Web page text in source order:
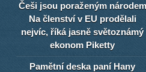
Češi jsou poraženým národem
Na členství v EU prodělali
nejvíc, říká jasně světoznámý
ekonom Piketty
Pamětní deska paní Hany